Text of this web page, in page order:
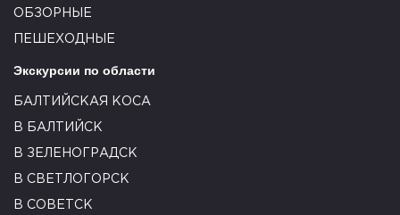
ОБЗОРНЫЕ
ПЕШЕХОДНЫЕ
Экскурсии по области
БАЛТИЙСКАЯ КОСА
В БАЛТИЙСК
В ЗЕЛЕНОГРАДСК
В СВЕТЛОГОРСК
В СОВЕТСК